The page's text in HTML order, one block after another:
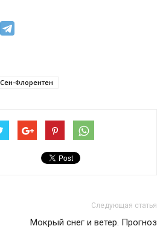
Флорентен
Следующая статья
Мокрый снег и ветер. Прогноз